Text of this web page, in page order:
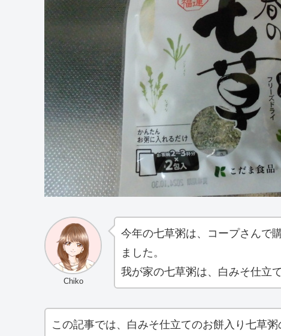
Chiko
今年の七草粥は、コープさんで
ました。
我が家の七草粥は、白みそ仕立
この記事では、白みそ仕立てのお餅入り七草